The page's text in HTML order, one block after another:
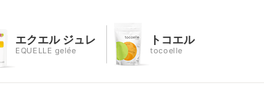
エクエル ジュレ
EQUELLE gelée
トコエル
tocoelle